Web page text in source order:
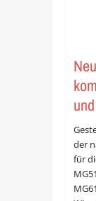
der
für